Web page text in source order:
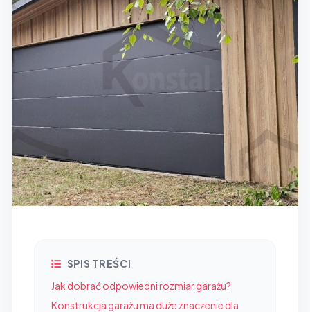
SPIS TREŚCI
Jak dobrać odpowiedni rozmiar garażu?
Konstrukcja garażu ma duże znaczenie dla